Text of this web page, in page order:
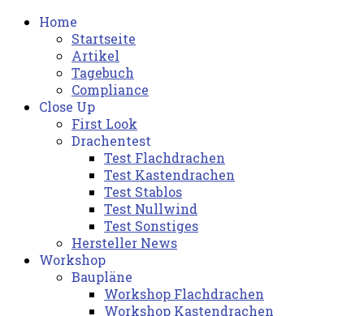
Home
Startseite
Artikel
Tagebuch
Compliance
Close Up
First Look
Drachentest
Test Flachdrachen
Test Kastendrachen
Test Stablos
Test Nullwind
Test Sonstiges
Hersteller News
Workshop
Baupläne
Workshop Flachdrachen
Workshop Kastendrachen